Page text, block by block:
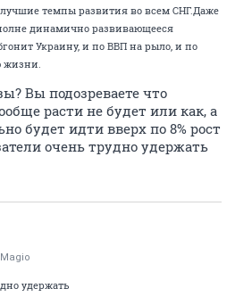
темпы развития во всем СНГ.Даже
динамично развивающееся
Украину, и по ВВП на рыло, и по
жизни.
Вы подозреваете что
расти не будет или как, а
будет идти вверх по 8% рост
очень трудно удержать
удержать